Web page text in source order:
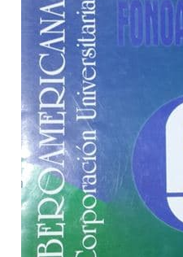
Barra lateral del artículo